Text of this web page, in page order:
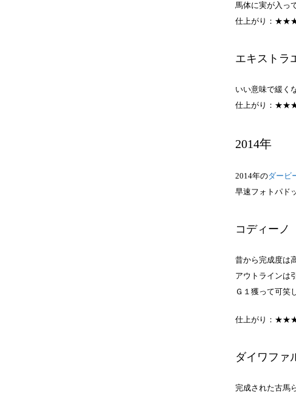
馬体に実が入っ
仕上がり：
エキストラ
いい意味で緩く
仕上がり：
2014年
2014年のダービ
早速フォトパド
コディーノ
昔から完成度は
アウトラインは
Ｇ１獲って可笑
仕上がり：
ダイワファ
完成された古馬